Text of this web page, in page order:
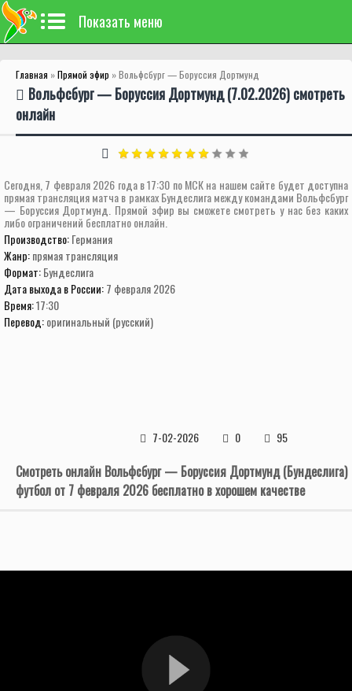
Показать меню
Главная »Прямой эфир » Вольфсбург — Боруссия Дортмунд
Вольфсбург — Боруссия Дортмунд (7.02.2026) смотреть
онлайн
Сегодня, 7 февраля 2026 года в 17:30 по МСК на нашем сайте будет доступна
прямая трансляция матча в рамках Бундеслига между командами Вольфсбург
— Боруссия Дортмунд. Прямой эфир вы сможете смотреть у нас без каких
либо ограничений бесплатно онлайн.
Производство:Германия
Жанр:прямая трансляция
Формат:Бундеслига
Дата выхода в России:7 февраля 2026
Время:17:30
Перевод:оригинальный (русский)
7-02-2026 0 95
Смотреть онлайн Вольфсбург — Боруссия Дортмунд (Бундеслига)
футбол от 7 февраля 2026 бесплатно в хорошем качестве